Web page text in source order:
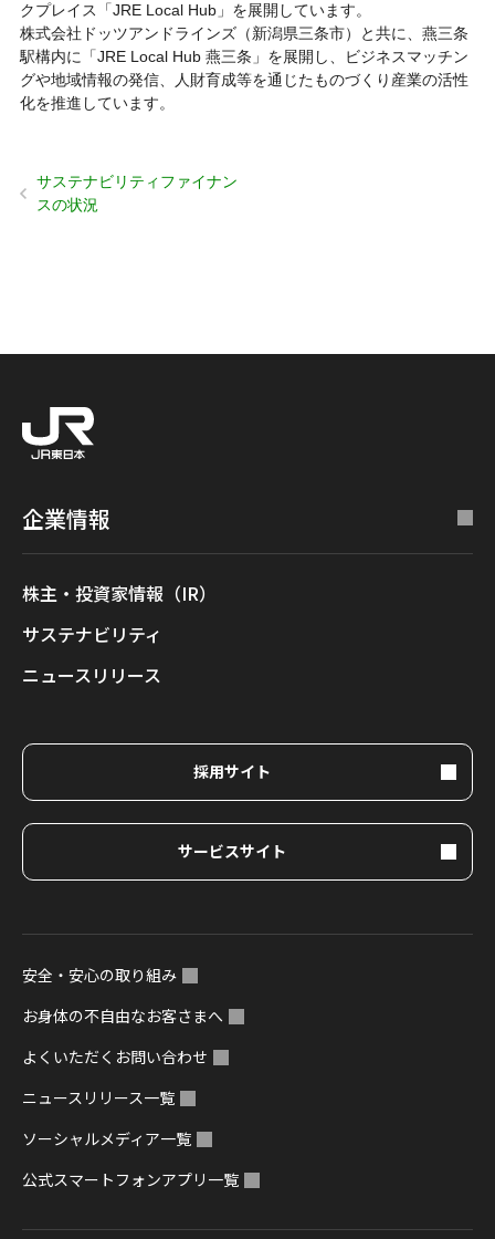
クプレイス「JRE Local Hub」を展開しています。
株式会社ドッツアンドラインズ（新潟県三条市）と共に、燕三条
駅構内に「JRE Local Hub 燕三条」を展開し、ビジネスマッチン
グや地域情報の発信、人財育成等を通じたものづくり産業の活性
化を推進しています。
サステナビリティファイナン
スの状況
企業情報
株主・投資家情報（IR）
サステナビリティ
ニュースリリース
採用サイト
サービスサイト
安全・安心の取り組み
お身体の不自由なお客さまへ
よくいただくお問い合わせ
ニュースリリース一覧
ソーシャルメディア一覧
公式スマートフォンアプリ一覧